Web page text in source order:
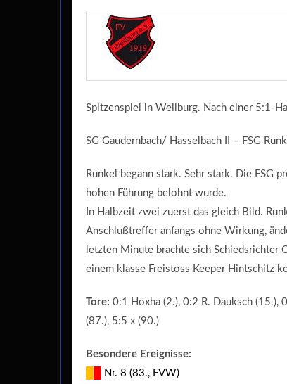
Spitzenspiel in Weilburg. Nach einer 5:1-
SG Gaudernbach/ Hasselbach II – FSG
Runkel begann stark. Sehr stark. Die FSG
hohen Führung belohnt wurde.
In Halbzeit zwei zuerst das gleich Bild.
Anschlußtreffer anfangs ohne Wirkung,
letzten Minute brachte sich Schiedsrichter
einem klasse Freistoss Keeper Hintschitz
Tore: 0:1 Hoxha (2.), 0:2 R. Dauksch (15.),
(87.), 5:5 x (90.)
Besondere Ereignisse:
Nr. 8 (83., FVW)